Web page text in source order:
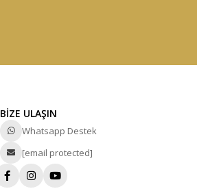
BİZE ULAŞIN
Whatsapp Destek
[email protected]